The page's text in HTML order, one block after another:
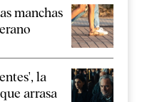
manchas
la
arrasa